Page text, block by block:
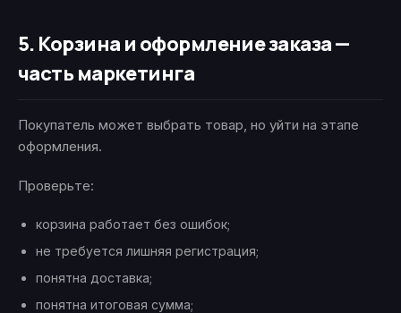
5. Корзина и оформление заказа —
часть маркетинга
Покупатель может выбрать товар, но уйти на этапе
оформления.
Проверьте:
корзина работает без ошибок;
не требуется лишняя регистрация;
понятна доставка;
понятна итоговая сумма;